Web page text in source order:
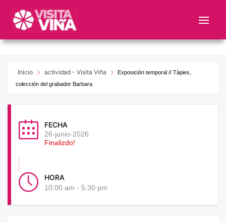
este
web
sistemaInicio actividad - Visita Viña
Exposición temporal // Tàpies,
colección del grabador Barbara
FECHA
26-junio-2026
Finalizdo!
HORA
10:00 am - 5:30 pm